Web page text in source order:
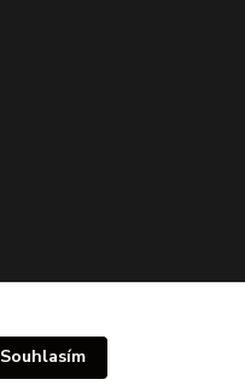
Souhlasím